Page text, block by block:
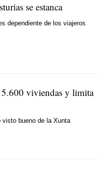
se estanca
dependiente de los viajeros
viviendas y limita
bueno de la Xunta